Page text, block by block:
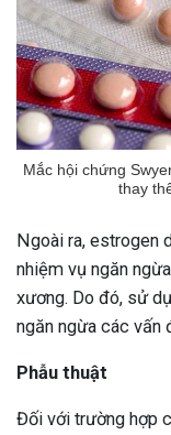
Mắc hội chứng
thay
Ngoài ra, estrogen
nhiệm vụ ngăn
xương. Do đó, sử
ngăn ngừa các vấn
Phẫu thuật
Đối với trường hợp